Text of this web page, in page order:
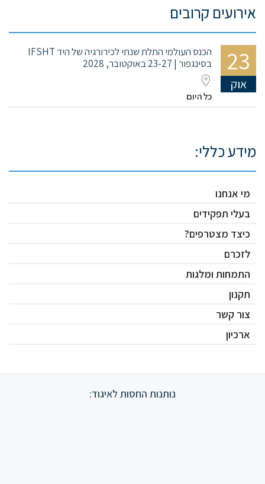
אירועים קרובים
23
אוק
הכנס העולמי התלת שנתי לכירורגיה של היד IFSHT
בסינגפור | 23-27 באוקטובר, 2028
כל היום
מידע כללי:
מי אנחנו
בעלי תפקידים
כיצד מצטרפים?
לזכרם
התמחות ומלגות
תקנון
צור קשר
ארכיון
נותנות החסות לאיגוד: